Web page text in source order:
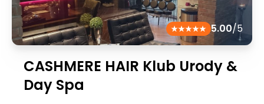
5.00/5
CASHMERE HAIR Klub Urody &
Day Spa